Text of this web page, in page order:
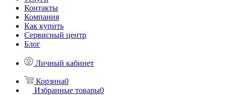
Контакты
Компания
Как купить
Сервисный центр
Блог
Личный кабинет
Корзина0
Избранные товары0